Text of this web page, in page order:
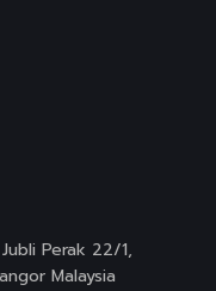
Perak 22/1,
Malaysia